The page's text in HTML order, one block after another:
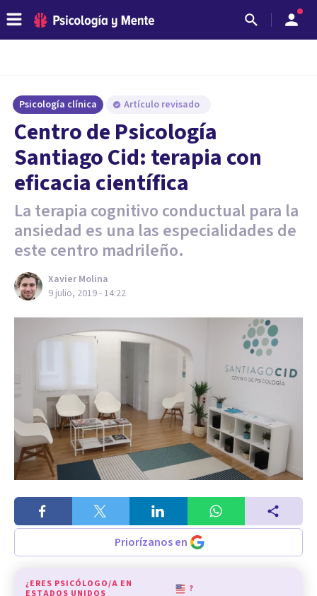
Psicología clínica Artículo revisado
Centro de Psicología
Santiago Cid: terapia con
eficacia científica
La terapia cognitivo conductual para la
ansiedad es una las especialidades de
este centro madrileño.
Xavier Molina
9 julio, 2019 - 14:22
Priorízanos en
¿ERES PSICÓLOGO/A EN
ESTADOS UNIDOS
?